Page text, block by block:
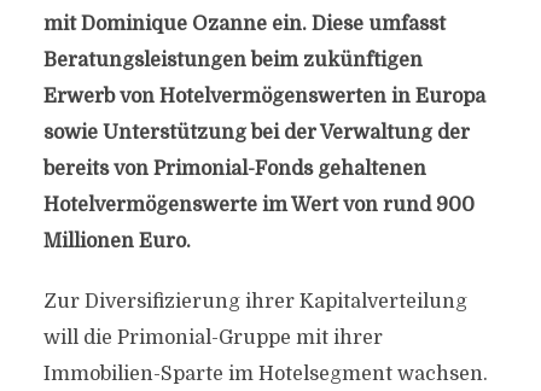
mit Dominique Ozanne ein. Diese umfasst
Beratungsleistungen beim zukünftigen
Erwerb von Hotelvermögenswerten in Europa
sowie Unterstützung bei der Verwaltung der
bereits von Primonial-Fonds gehaltenen
Hotelvermögenswerte im Wert von rund 900
Millionen Euro.
Zur Diversifizierung ihrer Kapitalverteilung
will die Primonial-Gruppe mit ihrer
Immobilien-Sparte im Hotelsegment wachsen.